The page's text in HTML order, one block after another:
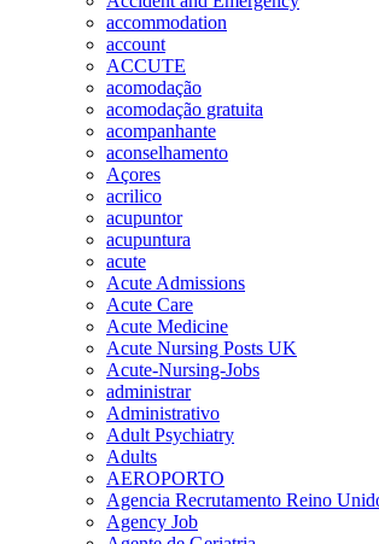
accommodation
account
ACCUTE
acomodação
acomodação gratuita
acompanhante
aconselhamento
Açores
acrilico
acupuntor
acupuntura
acute
Acute Admissions
Acute Care
Acute Medicine
Acute Nursing Posts UK
Acute-Nursing-Jobs
administrar
Administrativo
Adult Psychiatry
Adults
AEROPORTO
Agencia Recrutamento Reino
Agency Job